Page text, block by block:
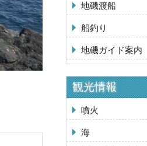
地磯渡船
船釣り
地磯ガイド案内
観光情報
噴火
海